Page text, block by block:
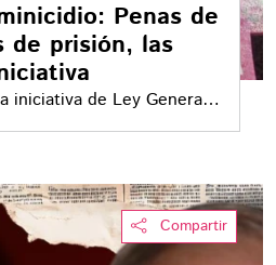
Penas de
de prisión, las
iniciativa de Ley General
y sanción del
del delito
Compartir